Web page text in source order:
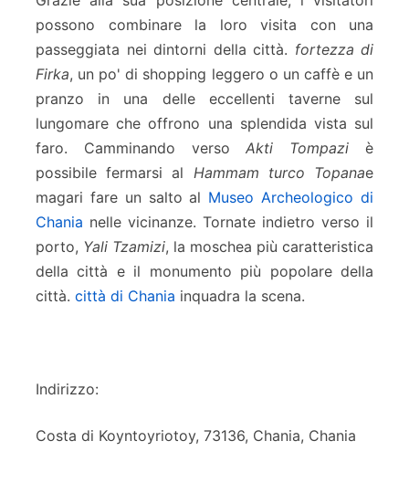
possono combinare la loro visita con una
passeggiata nei dintorni della città. fortezza di
Firka, un po' di shopping leggero o un caffè e un
pranzo in una delle eccellenti taverne sul
lungomare che offrono una splendida vista sul
faro. Camminando versoAkti Tompazi è
possibile fermarsi al Hammam turco Topanae
magari fare un salto al Museo Archeologico di
Chania nelle vicinanze. Tornate indietro verso il
porto, Yali Tzamizi, la moschea più caratteristica
della città e il monumento più popolare della
città. città di Chania inquadra la scena.
Indirizzo:
Costa di Koyntoyriotoy, 73136, Chania, Chania